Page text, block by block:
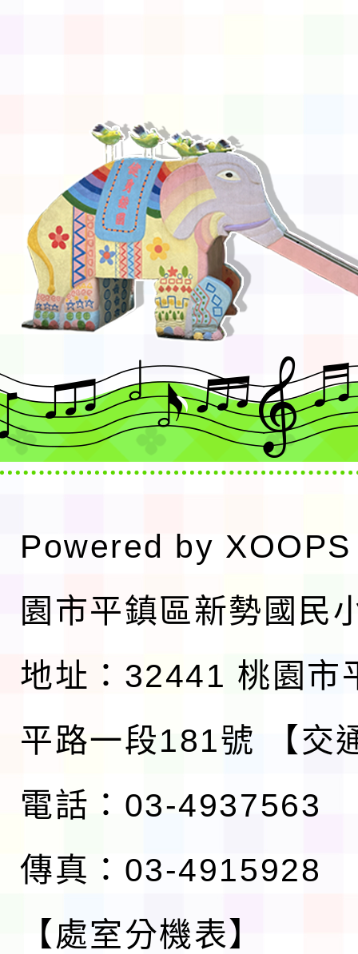
Powered by XOOPS
園市平鎮區新勢國民
地址：32441 桃園市
平路一段181號
【交
電話：03-4937563
傳真：03-4915928
【處室分機表】